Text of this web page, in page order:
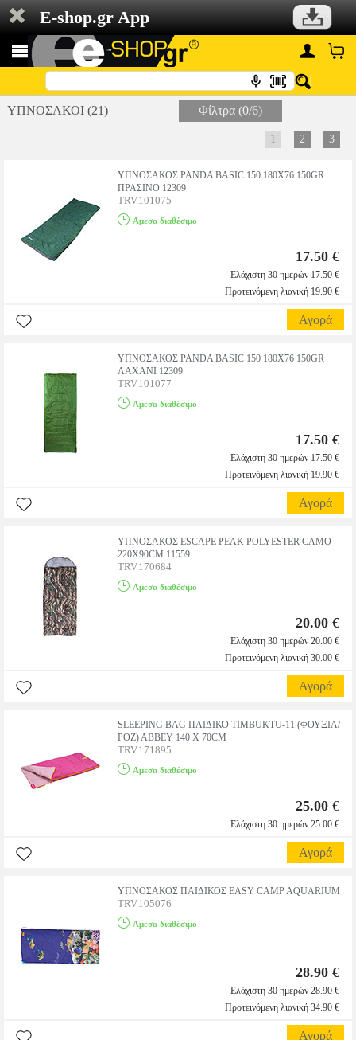
E-shop.gr App
ΥΠΝΟΣΑΚΟΙ (21) Φίλτρα (0/6)
1 2 3
ΥΠΝΟΣΑΚΟΣ PANDA BASIC 150 180X76 150GR
ΠΡΑΣΙΝΟ 12309
TRV.101075
Αμεσα διαθέσιμο
17.50 €
Ελάχιστη 30 ημερών 17.50 €
Προτεινόμενη λιανική 19.90 €
Αγορά
ΥΠΝΟΣΑΚΟΣ PANDA BASIC 150 180X76 150GR
ΛΑΧΑΝΙ 12309
TRV.101077
Αμεσα διαθέσιμο
17.50 €
Ελάχιστη 30 ημερών 17.50 €
Προτεινόμενη λιανική 19.90 €
Αγορά
ΥΠΝΟΣΑΚΟΣ ESCAPE PEAK POLYESTER CAMO
220Χ90CM 11559
TRV.170684
Αμεσα διαθέσιμο
20.00 €
Ελάχιστη 30 ημερών 20.00 €
Προτεινόμενη λιανική 30.00 €
Αγορά
SLEEPING BAG ΠΑΙΔΙΚΟ TIMBUKTU-11 (ΦΟΥΞΙΑ/
ΡΟΖ) ABBEY 140 X 70CM
TRV.171895
Αμεσα διαθέσιμο
25.00 €
Ελάχιστη 30 ημερών 25.00 €
Αγορά
ΥΠΝΟΣΑΚΟΣ ΠΑΙΔΙΚΟΣ EASY CAMP AQUARIUM
TRV.105076
Αμεσα διαθέσιμο
28.90 €
Ελάχιστη 30 ημερών 28.90 €
Προτεινόμενη λιανική 34.90 €
Αγορά